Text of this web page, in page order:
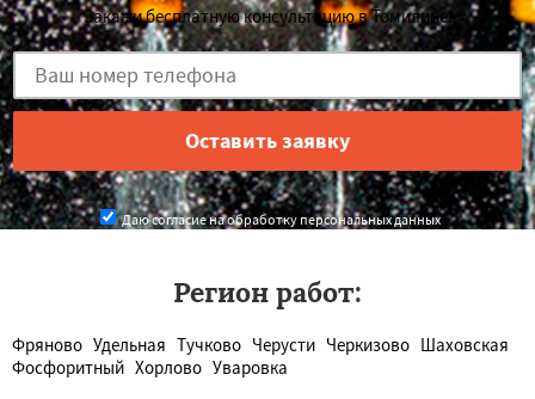
Закажи бесплатную консультацию в Томилине!
Даю согласие на обработку персональных данных
Регион работ:
Фряново Удельная Тучково Черусти Черкизово Шаховская
Фосфоритный Хорлово Уваровка